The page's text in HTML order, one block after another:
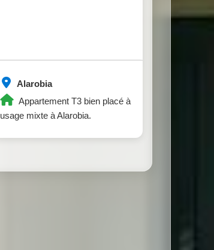
Alarobia
Appartement T3 bien placé à
usage mixte à Alarobia.